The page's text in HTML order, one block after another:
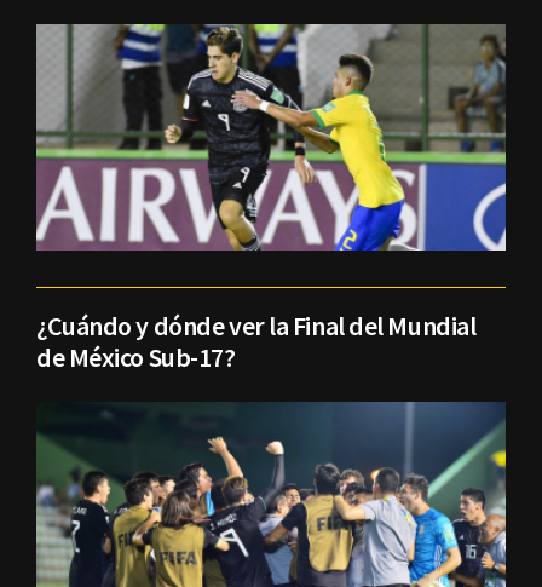
¿Cuándo y dónde ver la Final del Mundial
de México Sub-17?